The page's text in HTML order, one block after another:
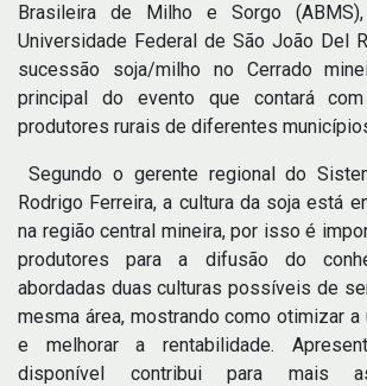
Brasileira de Milho e Sorgo
Universidade Federal de São João Del
sucessão soja/milho no Cerrado
principal do evento que contará
produtores rurais de diferentes
Segundo o gerente regional do
Rodrigo Ferreira, a cultura da soja está
na região central mineira, por isso é
produtores para a difusão do
abordadas duas culturas possíveis de
mesma área, mostrando como otimizar
e melhorar a rentabilidade.
disponível contribui para mais